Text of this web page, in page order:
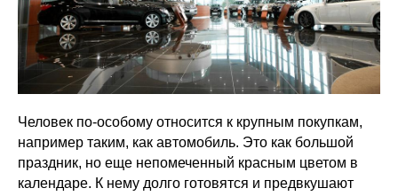
Человек по-особому относится к крупным покупкам,
например таким, как автомобиль. Это как большой
праздник, но еще непомеченный красным цветом в
календаре. К нему долго готовятся и предвкушают